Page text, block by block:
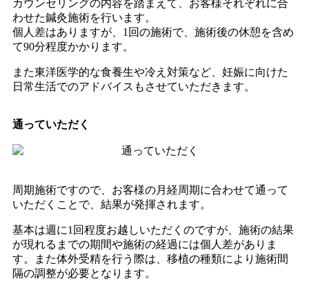
カウンセリングの内容を踏まえて、お客様それぞれに合
わせた鍼灸施術を行います。
個人差はありますが、1回の施術で、施術後の休憩を含め
て90分程度かかります。
また東洋医学的な食養生や冷え対策など、妊娠に向けた
日常生活でのアドバイスもさせていただきます。
通っていただく
周期施術ですので、お客様の月経周期に合わせて通って
いただくことで、結果が発揮されます。
基本は週に1回程度お越しいただくのですが、施術の結果
が現れるまでの期間や施術の経過には個人差がありま
す。また体外受精を行う際は、移植の種類により施術間
隔の調整が必要となります。